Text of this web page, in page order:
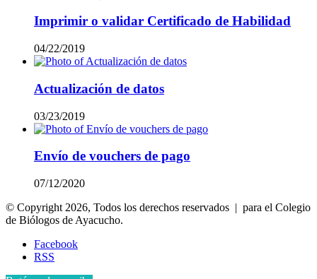
Imprimir o validar Certificado de Habilidad
04/22/2019
Actualización de datos
03/23/2019
Envío de vouchers de pago
07/12/2020
© Copyright 2026, Todos los derechos reservados | para el Colegio
de Biólogos de Ayacucho.
Facebook
RSS